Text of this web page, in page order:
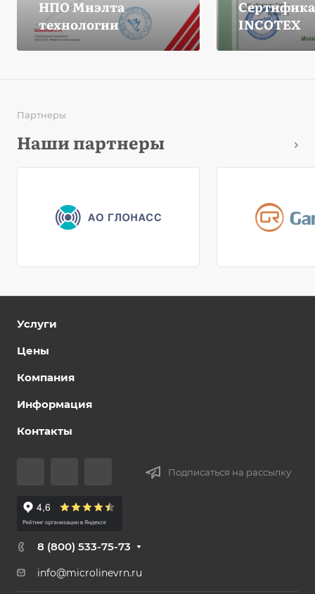
НПО Миэлта
технологии
INCOTEX
Партнеры
Наши партнеры
Услуги
Цены
Компания
Информация
Контакты
Подписаться на рассылку
8 (800) 533-75-73
info@microlinevrn.ru